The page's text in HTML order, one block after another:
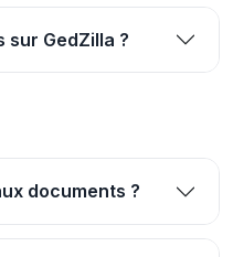
sur GedZilla ?
documents ?